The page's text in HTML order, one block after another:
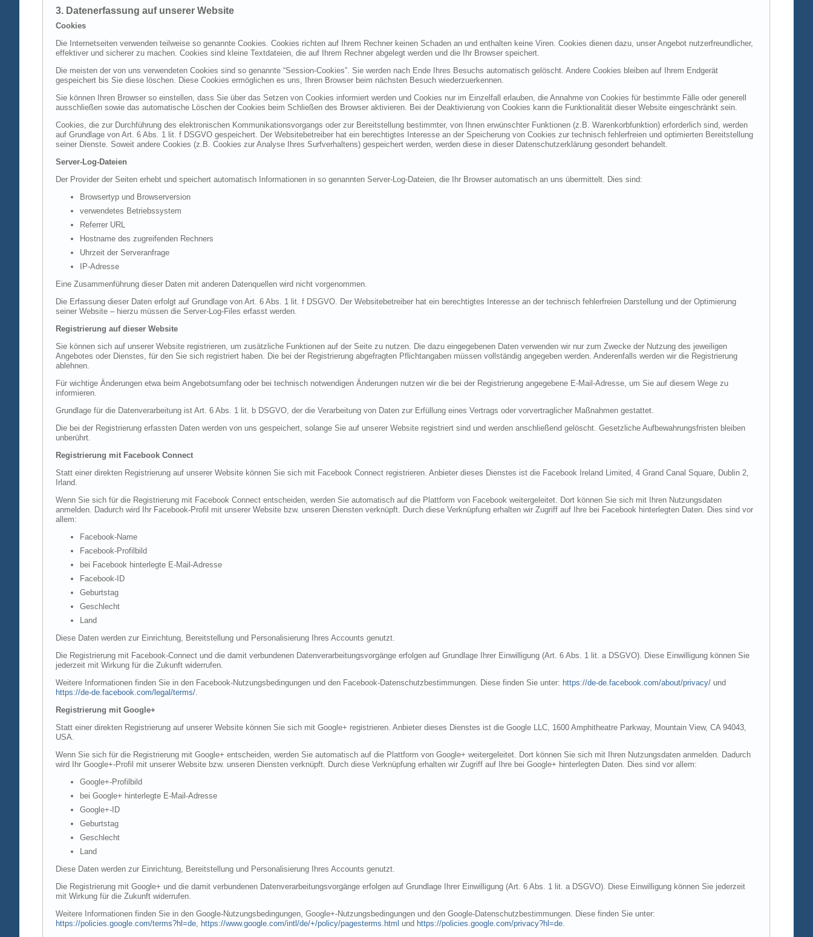
3. Datenerfassung auf unserer Website
Cookies
Die Internetseiten verwenden teilweise so genannte Cookies. Cookies richten auf Ihrem Rechner keinen Schaden an und enthalten keine Viren. Cookies dienen dazu, unser Angebot nutzerfreundlicher,
effektiver und sicherer zu machen. Cookies sind kleine Textdateien, die auf Ihrem Rechner abgelegt werden und die Ihr Browser speichert.
Die meisten der von uns verwendeten Cookies sind so genannte “Session-Cookies”. Sie werden nach Ende Ihres Besuchs automatisch gelöscht. Andere Cookies bleiben auf Ihrem Endgerät
gespeichert bis Sie diese löschen. Diese Cookies ermöglichen es uns, Ihren Browser beim nächsten Besuch wiederzuerkennen.
Sie können Ihren Browser so einstellen, dass Sie über das Setzen von Cookies informiert werden und Cookies nur im Einzelfall erlauben, die Annahme von Cookies für bestimmte Fälle oder generell
ausschließen sowie das automatische Löschen der Cookies beim Schließen des Browser aktivieren. Bei der Deaktivierung von Cookies kann die Funktionalität dieser Website eingeschränkt sein.
Cookies, die zur Durchführung des elektronischen Kommunikationsvorgangs oder zur Bereitstellung bestimmter, von Ihnen erwünschter Funktionen (z.B. Warenkorbfunktion) erforderlich sind, werden
auf Grundlage von Art. 6 Abs. 1 lit. f DSGVO gespeichert. Der Websitebetreiber hat ein berechtigtes Interesse an der Speicherung von Cookies zur technisch fehlerfreien und optimierten Bereitstellung
seiner Dienste. Soweit andere Cookies (z.B. Cookies zur Analyse Ihres Surfverhaltens) gespeichert werden, werden diese in dieser Datenschutzerklärung gesondert behandelt.
Server-Log-Dateien
Der Provider der Seiten erhebt und speichert automatisch Informationen in so genannten Server-Log-Dateien, die Ihr Browser automatisch an uns übermittelt. Dies sind:
Browsertyp und Browserversion
verwendetes Betriebssystem
Referrer URL
Hostname des zugreifenden Rechners
Uhrzeit der Serveranfrage
IP-Adresse
Eine Zusammenführung dieser Daten mit anderen Datenquellen wird nicht vorgenommen.
Die Erfassung dieser Daten erfolgt auf Grundlage von Art. 6 Abs. 1 lit. f DSGVO. Der Websitebetreiber hat ein berechtigtes Interesse an der technisch fehlerfreien Darstellung und der Optimierung
seiner Website – hierzu müssen die Server-Log-Files erfasst werden.
Registrierung auf dieser Website
Sie können sich auf unserer Website registrieren, um zusätzliche Funktionen auf der Seite zu nutzen. Die dazu eingegebenen Daten verwenden wir nur zum Zwecke der Nutzung des jeweiligen
Angebotes oder Dienstes, für den Sie sich registriert haben. Die bei der Registrierung abgefragten Pflichtangaben müssen vollständig angegeben werden. Anderenfalls werden wir die Registrierung
ablehnen.
Für wichtige Änderungen etwa beim Angebotsumfang oder bei technisch notwendigen Änderungen nutzen wir die bei der Registrierung angegebene E-Mail-Adresse, um Sie auf diesem Wege zu
informieren.
Grundlage für die Datenverarbeitung ist Art. 6 Abs. 1 lit. b DSGVO, der die Verarbeitung von Daten zur Erfüllung eines Vertrags oder vorvertraglicher Maßnahmen gestattet.
Die bei der Registrierung erfassten Daten werden von uns gespeichert, solange Sie auf unserer Website registriert sind und werden anschließend gelöscht. Gesetzliche Aufbewahrungsfristen bleiben
unberührt.
Registrierung mit Facebook Connect
Statt einer direkten Registrierung auf unserer Website können Sie sich mit Facebook Connect registrieren. Anbieter dieses Dienstes ist die Facebook Ireland Limited, 4 Grand Canal Square, Dublin 2,
Irland.
Wenn Sie sich für die Registrierung mit Facebook Connect entscheiden, werden Sie automatisch auf die Plattform von Facebook weitergeleitet. Dort können Sie sich mit Ihren Nutzungsdaten
anmelden. Dadurch wird Ihr Facebook-Profil mit unserer Website bzw. unseren Diensten verknüpft. Durch diese Verknüpfung erhalten wir Zugriff auf Ihre bei Facebook hinterlegten Daten. Dies sind vor
allem:
Facebook-Name
Facebook-Profilbild
bei Facebook hinterlegte E-Mail-Adresse
Facebook-ID
Geburtstag
Geschlecht
Land
Diese Daten werden zur Einrichtung, Bereitstellung und Personalisierung Ihres Accounts genutzt.
Die Registrierung mit Facebook-Connect und die damit verbundenen Datenverarbeitungsvorgänge erfolgen auf Grundlage Ihrer Einwilligung (Art. 6 Abs. 1 lit. a DSGVO). Diese Einwilligung können Sie
jederzeit mit Wirkung für die Zukunft widerrufen.
Weitere Informationen finden Sie in den Facebook-Nutzungsbedingungen und den Facebook-Datenschutzbestimmungen. Diese finden Sie unter: https://de-de.facebook.com/about/privacy/ und
https://de-de.facebook.com/legal/terms/.
Registrierung mit Google+
Statt einer direkten Registrierung auf unserer Website können Sie sich mit Google+ registrieren. Anbieter dieses Dienstes ist die Google LLC, 1600 Amphitheatre Parkway, Mountain View, CA 94043,
USA.
Wenn Sie sich für die Registrierung mit Google+ entscheiden, werden Sie automatisch auf die Plattform von Google+ weitergeleitet. Dort können Sie sich mit Ihren Nutzungsdaten anmelden. Dadurch
wird Ihr Google+-Profil mit unserer Website bzw. unseren Diensten verknüpft. Durch diese Verknüpfung erhalten wir Zugriff auf Ihre bei Google+ hinterlegten Daten. Dies sind vor allem:
Google+-Profilbild
bei Google+ hinterlegte E-Mail-Adresse
Google+-ID
Geburtstag
Geschlecht
Land
Diese Daten werden zur Einrichtung, Bereitstellung und Personalisierung Ihres Accounts genutzt.
Die Registrierung mit Google+ und die damit verbundenen Datenverarbeitungsvorgänge erfolgen auf Grundlage Ihrer Einwilligung (Art. 6 Abs. 1 lit. a DSGVO). Diese Einwilligung können Sie jederzeit
mit Wirkung für die Zukunft widerrufen.
Weitere Informationen finden Sie in den Google-Nutzungsbedingungen, Google+-Nutzungsbedingungen und den Google-Datenschutzbestimmungen. Diese finden Sie unter:
https://policies.google.com/terms?hl=de, https://www.google.com/intl/de/+/policy/pagesterms.html und https://policies.google.com/privacy?hl=de.